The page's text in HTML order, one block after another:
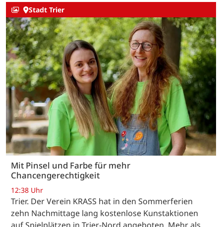
Stadt Trier
Mit Pinsel und Farbe für mehr
Chancengerechtigkeit
12:38 Uhr
Trier. Der Verein KRASS hat in den Sommerferien
zehn Nachmittage lang kostenlose Kunstaktionen
auf Spielplätzen in Trier-Nord angeboten. Mehr als